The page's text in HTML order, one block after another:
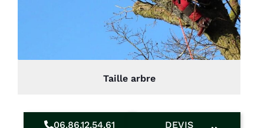
Taille arbre
06.86.12.54.61
DEVIS